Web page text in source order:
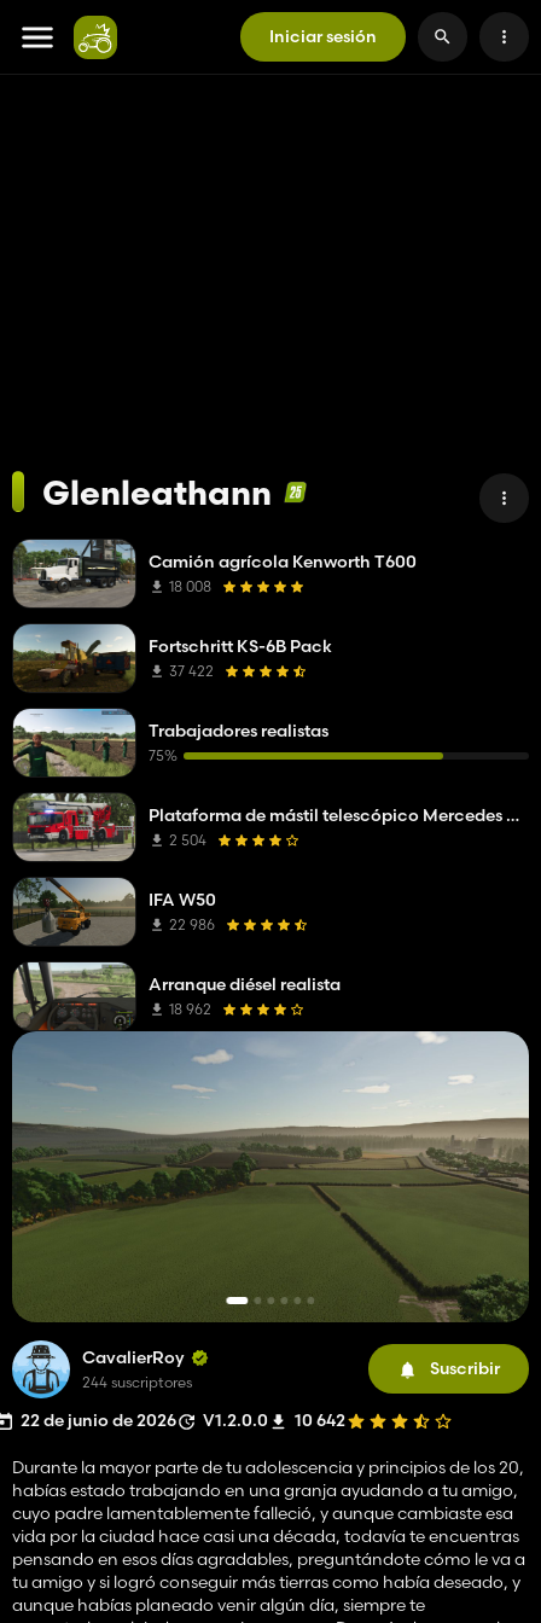
Iniciar sesión
Glenleathann
CavalierRoy
244 suscriptores
Suscribir
22 de junio de 2026 V1.2.0.0 10 642
Durante la mayor parte de tu adolescencia y principios de los 20,
habías estado trabajando en una granja ayudando a tu amigo,
cuyo padre lamentablemente falleció, y aunque cambiaste esa
vida por la ciudad hace casi una década, todavía te encuentras
pensando en esos días agradables, preguntándote cómo le va a
tu amigo y si logró conseguir más tierras como había deseado, y
aunque habías planeado venir algún día, siempre te
Camión agrícola Kenworth T600
18 008
Fortschritt KS-6B Pack
37 422
Trabajadores realistas
75%
Plataforma de mástil telescópico Mercedes Benz Econic WISS
2 504
IFA W50
22 986
Arranque diésel realista
18 962